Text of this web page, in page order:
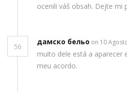
ocenili váš obsah. Dejte mi
56
дамско бельо on 10
muito dele está a aparecer
meu acordo.